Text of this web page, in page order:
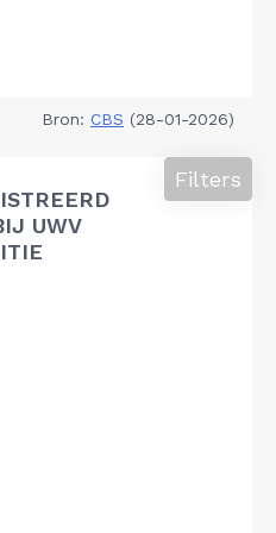
Bron: CBS (28-01-2026)
UWV
Filters